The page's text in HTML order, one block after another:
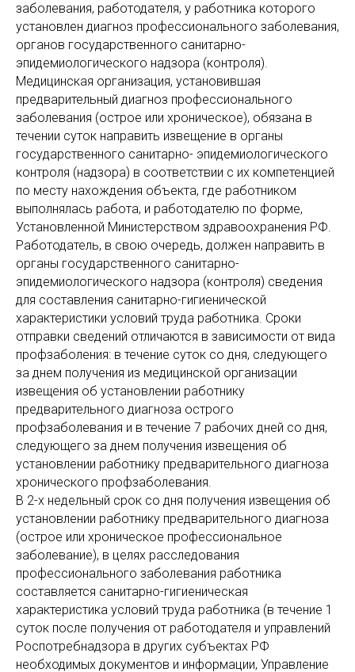
заболевания, работодателя, у работника которого
установлен диагноз профессионального заболевания,
органов государственного санитарно-
эпидемиологического надзора (контроля).
Медицинская организация, установившая
предварительный диагноз профессионального
заболевания (острое или хроническое), обязана в
течении суток направить извещение в органы
государственного санитарно- эпидемиологического
контроля (надзора) в соответствии с их компетенцией
по месту нахождения объекта, где работником
выполнялась работа, и работодателю по форме,
Установленной Министерством здравоохранения РФ.
Работодатель, в свою очередь, должен направить в
органы государственного санитарно-
эпидемиологического надзора (контроля) сведения
для составления санитарно-гигиенической
характеристики условий труда работника. Сроки
отправки сведений отличаются в зависимости от вида
профзаболения: в течение суток со дня, следующего
за днем получения из медицинской организации
извещения об установлении работнику
предварительного диагноза острого
профзаболевания и в течение 7 рабочих дней со дня,
следующего за днем получения извещения об
установлении работнику предварительного диагноза
хронического профзаболевания.
В 2-х недельный срок со дня получения извещения об
установлении работнику предварительного диагноза
(острое или хроническое профессиональное
заболевание), в целях расследования
профессионального заболевания работника
составляется санитарно-гигиеническая
характеристика условий труда работника (в течение 1
суток после получения от работодателя и управлений
Роспотребнадзора в других субъектах РФ
необходимых документов и информации, Управление